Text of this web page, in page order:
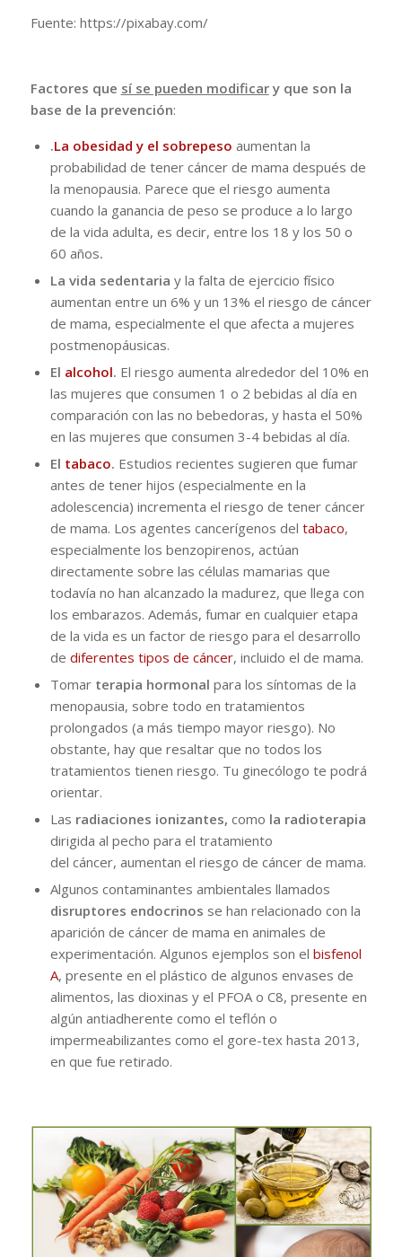
Fuente: https://pixabay.com/
Factores que sí se pueden modificary que son la
base de la prevención:
.La obesidad y el sobrepeso aumentan la
probabilidad de tener cáncer de mama después de
la menopausia. Parece que el riesgo aumenta
cuando la ganancia de peso se produce a lo largo
de la vida adulta, es decir, entre los 18 y los 50 o
60 años.
La vida sedentaria y la falta de ejercicio físico
aumentan entre un 6% y un 13% el riesgo de cáncer
de mama, especialmente el que afecta a mujeres
postmenopáusicas.
El alcohol. El riesgo aumenta alrededor del 10% en
las mujeres que consumen 1 o 2 bebidas al día en
comparación con las no bebedoras, y hasta el 50%
en las mujeres que consumen 3-4 bebidas al día.
El tabaco. Estudios recientes sugieren que fumar
antes de tener hijos (especialmente en la
adolescencia) incrementa el riesgo de tener cáncer
de mama. Los agentes cancerígenos del tabaco,
especialmente los benzopirenos, actúan
directamente sobre las células mamarias que
todavía no han alcanzado la madurez, que llega con
los embarazos. Además, fumar en cualquier etapa
de la vida es un factor de riesgo para el desarrollo
de diferentes tipos de cáncer, incluido el de mama.
Tomar terapia hormonal para los síntomas de la
menopausia, sobre todo en tratamientos
prolongados (a más tiempo mayor riesgo). No
obstante, hay que resaltar que no todos los
tratamientos tienen riesgo. Tu ginecólogo te podrá
orientar.
Las radiaciones ionizantes, como la radioterapia
dirigida al pecho para el tratamiento
del cáncer, aumentan el riesgo de cáncer de mama.
Algunos contaminantes ambientales llamados
disruptores endocrinos se han relacionado con la
aparición de cáncer de mama en animales de
experimentación. Algunos ejemplos son el bisfenol
A, presente en el plástico de algunos envases de
alimentos, las dioxinas y el PFOA o C8, presente en
algún antiadherente como el teflón o
impermeabilizantes como el gore-tex hasta 2013,
en que fue retirado.